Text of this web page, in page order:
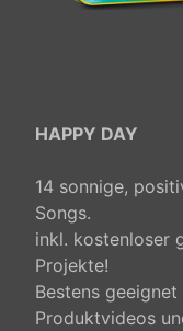
HAPPY DAY
14 sonnige,
Songs.
inkl. kostenloser
Projekte!
Bestens
Produktvideos